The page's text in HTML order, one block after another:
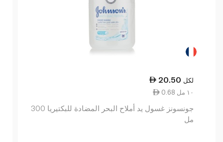
20.50 لكل
0.68 ١٠ مل
جونسونز غسول يد أملاح البحر المضادة للبكتيريا 300
مل